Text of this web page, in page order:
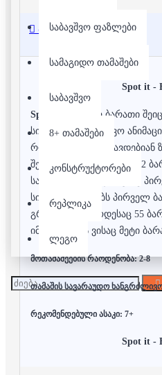
საბავშვო ფაზლები
სამაგიდო თამაშები
საბავშვო
8+ თამაშები
კონსტრუქტორები
რეპლიკა
ლეგო
აღწერა
Spot it -
Spot it
-ში თითო ბარათი
სიმბოლოს საბავშვო
რომლებიც განსხვავდებიან
შესაბამისად. ნებისმიერ 2
საერთო სიმბოლო. ვინც
სიმბოლოს იღებს პირველ
გრძელდება.როდესაც 55
იმარჯვებს ის ვისაც მეტი
მოთამაშეების რაოდენობა: 2-8
თამაშის სავარაუდო
რეკომენდებული ასაკი: 7+
Spot it -